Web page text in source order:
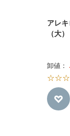
アレ
（大）
卸値：